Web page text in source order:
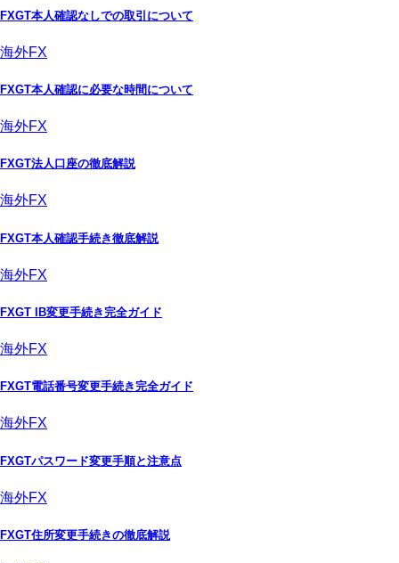
FXGT本人確認なしでの取引について
海外FX
FXGT本人確認に必要な時間について
海外FX
FXGT法人口座の徹底解説
海外FX
FXGT本人確認手続き徹底解説
海外FX
FXGT IB変更手続き完全ガイド
海外FX
FXGT電話番号変更手続き完全ガイド
海外FX
FXGTパスワード変更手順と注意点
海外FX
FXGT住所変更手続きの徹底解説